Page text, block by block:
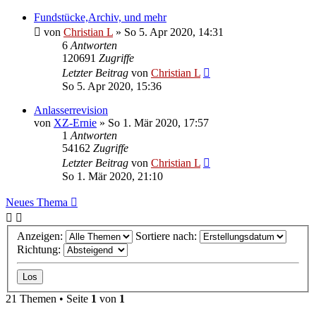
Fundstücke,Archiv, und mehr
von Christian L » So 5. Apr 2020, 14:31
6 Antworten
120691 Zugriffe
Letzter Beitrag von Christian L
So 5. Apr 2020, 15:36
Anlasserrevision
von XZ-Ernie » So 1. Mär 2020, 17:57
1 Antworten
54162 Zugriffe
Letzter Beitrag von Christian L
So 1. Mär 2020, 21:10
Neues Thema
Anzeigen:
Sortiere nach:
Richtung:
21 Themen • Seite 1 von 1